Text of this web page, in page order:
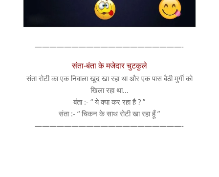
————————————————————-
संता-बंता के मजेदार चुटकुले
संता रोटी का एक निवाला खुद खा रहा था और एक पास बैठी मुर्गी को
खिला रहा था…
बंता :- “ ये क्या कर रहा है ? ”
संता :- “ चिकन के साथ रोटी खा रहा हूँ ”
————————————————————-